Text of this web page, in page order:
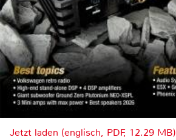
Jetzt laden (englisch, PDF, 12.29 MB)